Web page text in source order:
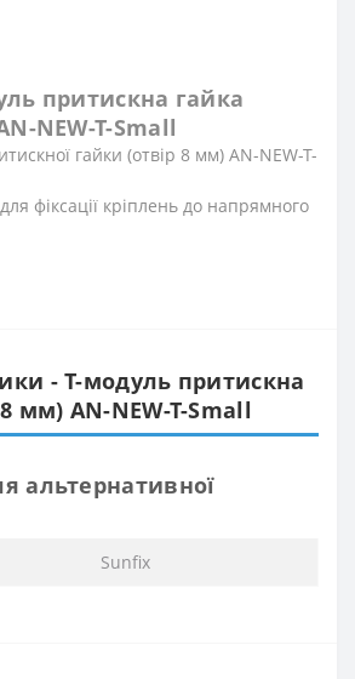
притискна гайка
NEW-T-Small
гайки (отвір 8 мм) AN-NEW-T-
фіксації кріплень до напрямного
- T-модуль притискна
мм) AN-NEW-T-Small
альтернативної
Sunfix